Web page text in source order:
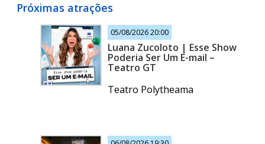
Próximas atrações
05/08/2026 20:00
Luana Zucoloto | Esse Show
Poderia Ser Um E-mail –
Teatro GT
Teatro Polytheama